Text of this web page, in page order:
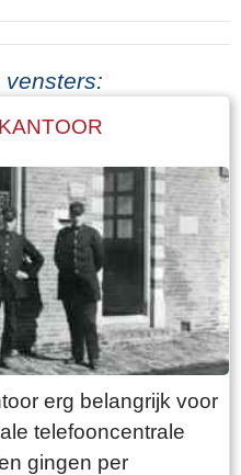
vensters:
erg belangrijk voor
telefooncentrale
gingen per